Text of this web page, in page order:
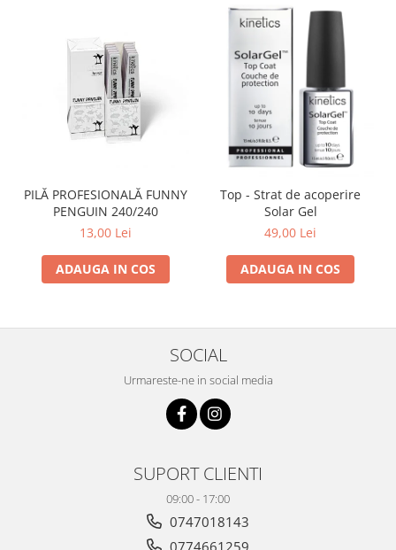
PILĂ PROFESIONALĂ FUNNY
PENGUIN 240/240
13,00 Lei
ADAUGA IN COS
Top - Strat de acoperire
Solar Gel
49,00 Lei
ADAUGA IN COS
SOCIAL
Urmareste-ne in social media
SUPORT CLIENTI
09:00 - 17:00
0747018143